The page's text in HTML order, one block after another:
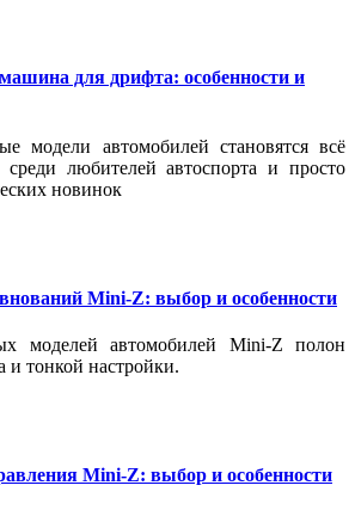
для дрифта: особенности и
модели автомобилей становятся всё
любителей автоспорта и просто
новинок
Mini-Z: выбор и особенности
моделей автомобилей Mini-Z полон
и тонкой настройки.
Mini-Z: выбор и особенности